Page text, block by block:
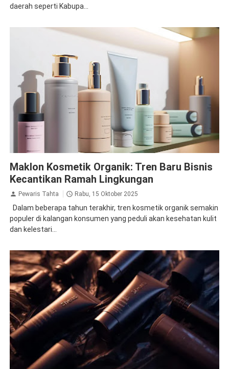
daerah seperti Kabupa...
Maklon Kosmetik Organik: Tren Baru Bisnis
Kecantikan Ramah Lingkungan
Pewaris Tahta Rabu, 15 Oktober 2025
Dalam beberapa tahun terakhir, tren kosmetik organik semakin
populer di kalangan konsumen yang peduli akan kesehatan kulit
dan kelestari...